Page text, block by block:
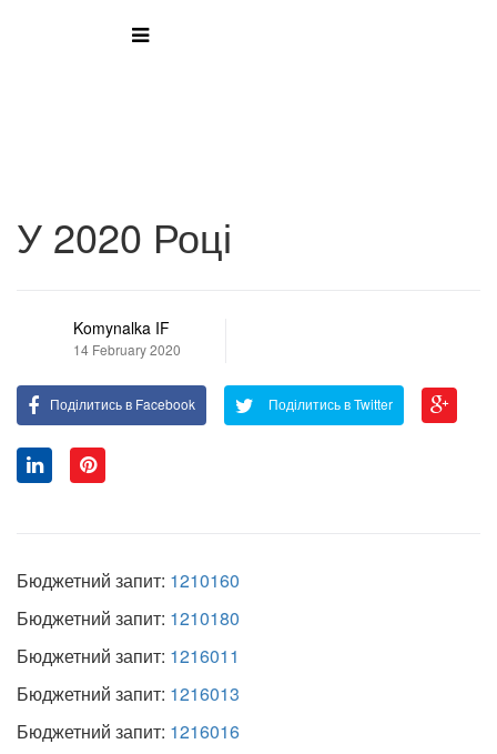
У 2020 Році
Komynalka IF
14 February 2020
Поділитись в Facebook Поділитись в Twitter
Бюджетний запит: 1210160
Бюджетний запит: 1210180
Бюджетний запит: 1216011
Бюджетний запит: 1216013
Бюджетний запит: 1216016